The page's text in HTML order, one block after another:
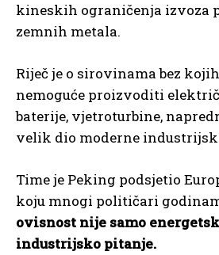
kineskih ograničenja izvoza
zemnih metala.
Riječ je o sirovinama bez
nemoguće proizvoditi
baterije, vjetroturbine,
velik dio moderne
Time je Peking podsjetio
koju mnogi političari
ovisnost nije samo
industrijsko pitanje.